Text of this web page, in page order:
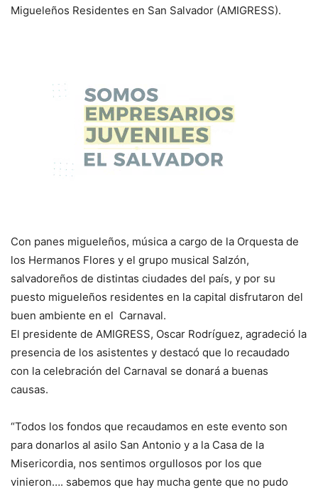
Migueleños Residentes en San Salvador (AMIGRESS).
Con panes migueleños, música a cargo de la Orquesta de
los Hermanos Flores y el grupo musical Salzón,
salvadoreños de distintas ciudades del país, y por su
puesto migueleños residentes en la capital disfrutaron del
buen ambiente en el Carnaval.
El presidente de AMIGRESS, Oscar Rodríguez, agradeció la
presencia de los asistentes y destacó que lo recaudado
con la celebración del Carnaval se donará a buenas
causas.
“Todos los fondos que recaudamos en este evento son
para donarlos al asilo San Antonio y a la Casa de la
Misericordia, nos sentimos orgullosos por los que
vinieron…. sabemos que hay mucha gente que no pudo